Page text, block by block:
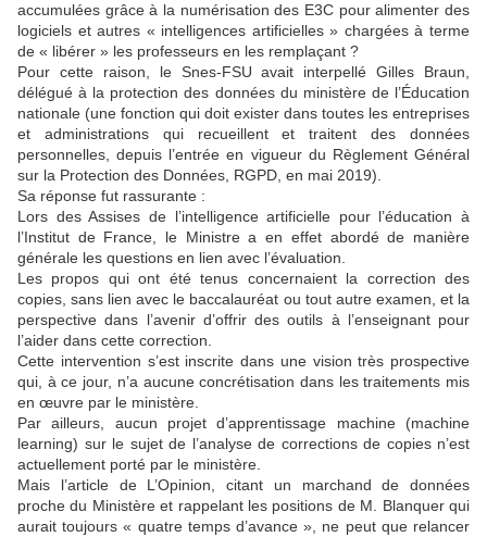
accumulées grâce à la numérisation des E3C pour alimenter des
logiciels et autres « intelligences artificielles » chargées à terme
de « libérer » les professeurs en les remplaçant ?
Pour cette raison, le Snes-FSU avait interpellé Gilles Braun,
délégué à la protection des données du ministère de l’Éducation
nationale (une fonction qui doit exister dans toutes les entreprises
et administrations qui recueillent et traitent des données
personnelles, depuis l’entrée en vigueur du Règlement Général
sur la Protection des Données, RGPD, en mai 2019).
Sa réponse fut rassurante :
Lors des Assises de l’intelligence artificielle pour l’éducation à
l’Institut de France, le Ministre a en effet abordé de manière
générale les questions en lien avec l’évaluation.
Les propos qui ont été tenus concernaient la correction des
copies, sans lien avec le baccalauréat ou tout autre examen, et la
perspective dans l’avenir d’offrir des outils à l’enseignant pour
l’aider dans cette correction.
Cette intervention s’est inscrite dans une vision très prospective
qui, à ce jour, n’a aucune concrétisation dans les traitements mis
en œuvre par le ministère.
Par ailleurs, aucun projet d’apprentissage machine (machine
learning) sur le sujet de l’analyse de corrections de copies n’est
actuellement porté par le ministère.
Mais l’article de L’Opinion, citant un marchand de données
proche du Ministère et rappelant les positions de M. Blanquer qui
aurait toujours « quatre temps d’avance », ne peut que relancer